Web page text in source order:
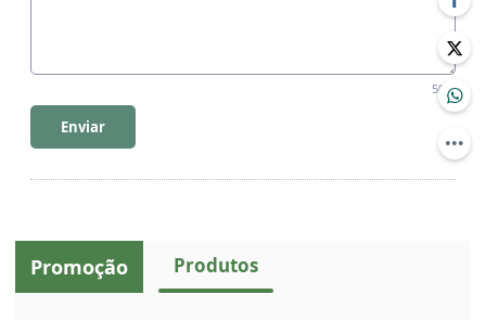
500
Enviar
Promoção Produtos